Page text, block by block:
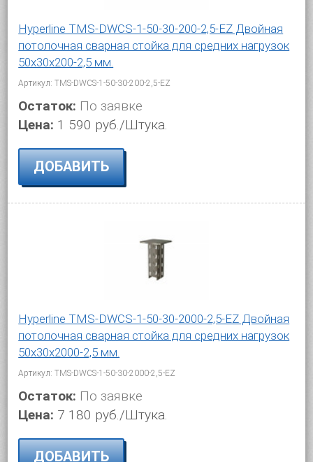
Hyperline TMS-DWCS-1-50-30-200-2,5-EZ Двойная
потолочная сварная стойка для средних нагрузок
50х30х200-2,5 мм.
Артикул: TMS-DWCS-1-50-30-200-2,5-EZ
Остаток: По заявке
Цена: 1 590 руб./Штука.
ДОБАВИТЬ
Hyperline TMS-DWCS-1-50-30-2000-2,5-EZ Двойная
потолочная сварная стойка для средних нагрузок
50х30х2000-2,5 мм.
Артикул: TMS-DWCS-1-50-30-2000-2,5-EZ
Остаток: По заявке
Цена: 7 180 руб./Штука.
ДОБАВИТЬ